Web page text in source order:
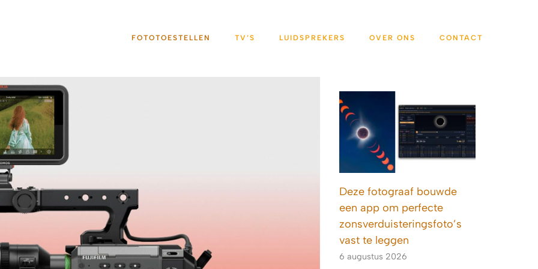
FOTOTOESTELLEN TV’S LUIDSPREKERS OVER ONS CONTACT
Deze fotograaf bouwde
een app om perfecte
zonsverduisteringsfoto’s
vast te leggen
6 augustus 2026